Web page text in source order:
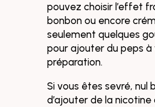
pouvez choisir l’effet
bonbon ou encore
seulement quelques
pour ajouter du peps
préparation.
Si vous êtes sevré, nul
d’ajouter de la